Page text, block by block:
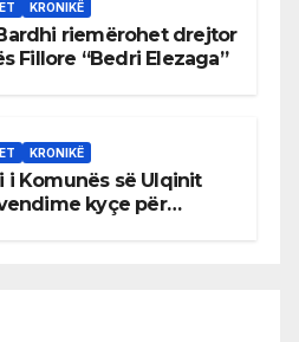
KRONIKË
riemërohet drejtor
Fillore “Bedri Elezaga”
KRONIKË
i Komunës së Ulqinit
kyçe për